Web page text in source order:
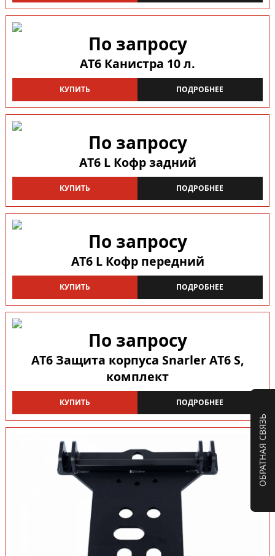
По запросу
AT6 Канистра 10 л.
КУПИТЬ ПОДРОБНЕЕ
По запросу
AT6 L Кофр задний
КУПИТЬ ПОДРОБНЕЕ
По запросу
AT6 L Кофр передний
КУПИТЬ ПОДРОБНЕЕ
По запросу
AT6 Защита корпуса Snarler AT6 S,
комплект
КУПИТЬ ПОДРОБНЕЕ
ОБРАТНАЯ СВЯЗЬ